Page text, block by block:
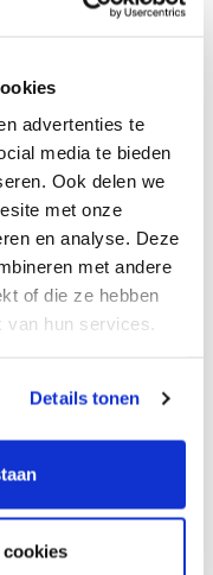
advertenties te
media te bieden
Ook delen we
met onze
en analyse. Deze
met andere
of die ze hebben
van hun services.
Details tonen
die ontwikkeld is
Ondanks
zijn.
tools en